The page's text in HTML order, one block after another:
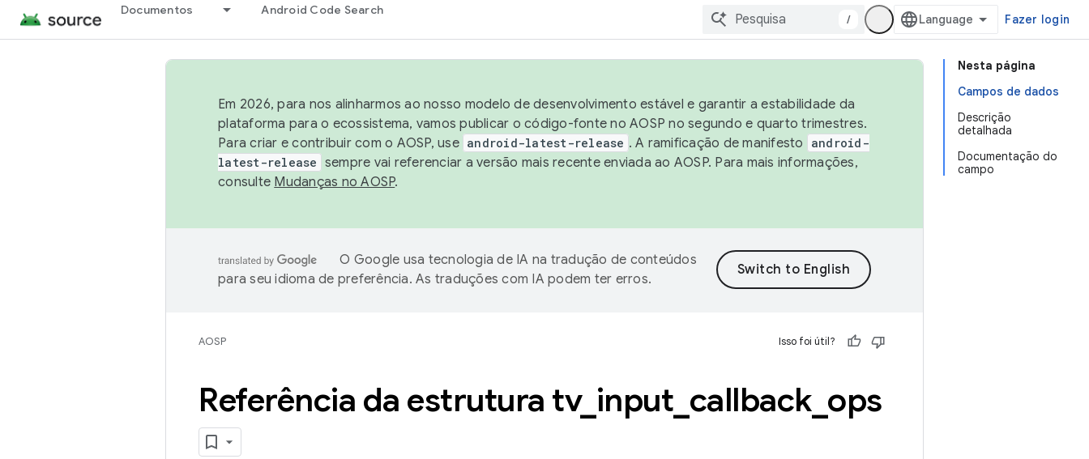
Documentos Android Code Search
/ Fazer login
Nesta página
Campos de dados
Descrição
detalhada
Documentação do
campo
Em 2026, para nos alinharmos ao nosso modelo de desenvolvimento estável e garantir a estabilidade da
plataforma para o ecossistema, vamos publicar o código-fonte no AOSP no segundo e quarto trimestres.
Para criar e contribuir com o AOSP, use android-latest-release . A ramificação de manifesto
android-
latest-release sempre vai referenciar a versão mais recente enviada ao AOSP. Para mais informações,
consulte Mudanças no AOSP.
O Google usa tecnologia de IA na tradução de conteúdos
para seu idioma de preferência. As traduções com IA podem ter erros.
AOSP Isso foi útil?
Referência da estrutura tv_ input callback_ ops